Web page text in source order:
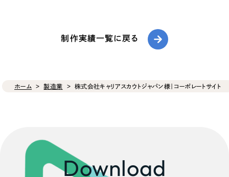
制作実績一覧に戻る
ホーム 製造業 株式会社キャリアスカウトジャパン様｜コーポレートサイト
Download